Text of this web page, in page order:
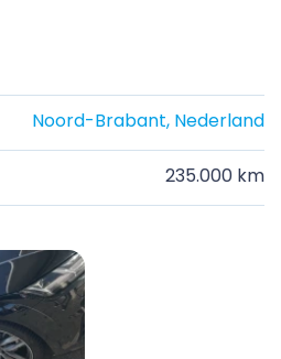
Noord-Brabant, Nederland
235.000 km